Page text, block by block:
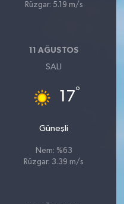
Rüzgar: 5.19 m/s
11 AĞUSTOS
SALI
17°
Güneşli
Nem: %63
Rüzgar: 3.39 m/s